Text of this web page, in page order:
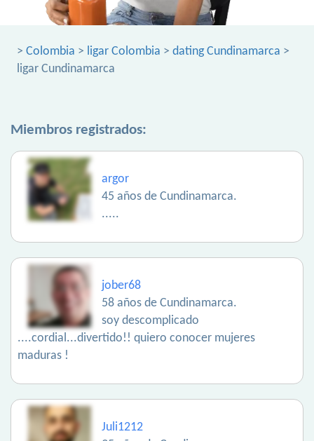
> Colombia > ligar Colombia > dating Cundinamarca >
ligar Cundinamarca
Miembros registrados:
argor
45 años de Cundinamarca.
.....
jober68
58 años de Cundinamarca.
soy descomplicado
....cordial...divertido!! quiero conocer mujeres
maduras !
Juli1212